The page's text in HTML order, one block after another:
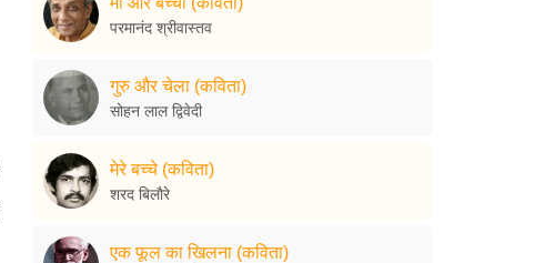
परमानंद श्रीवास्तव
गुरु और चेला (कविता)
सोहन लाल द्विवेदी
मेरे बच्चे (कविता)
शरद बिलाैरे
एक फूल का खिलना (कविता)